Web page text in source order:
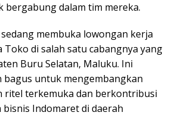
bergabung dalam tim mereka.
membuka lowongan kerja
Toko di salah satu cabangnya yang
Buru Selatan, Maluku. Ini
bagus untuk mengembangkan
ritel terkemuka dan berkontribusi
Indomaret di daerah